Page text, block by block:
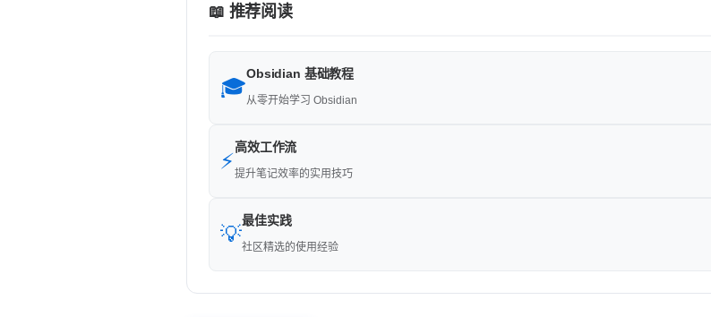
📖 推荐阅读
🎓
Obsidian 基础教程
从零开始学习 Obsidian
⚡
高效工作流
提升笔记效率的实用技巧
💡
最佳实践
社区精选的使用经验